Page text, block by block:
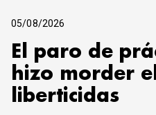
05/08/2026
El paro de
hizo morder
liberticidas